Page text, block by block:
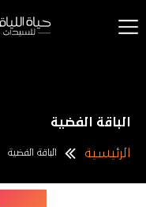
الباقات
نبذه عنا
الباقة الفضية
الرئيسية الباقة الفضية